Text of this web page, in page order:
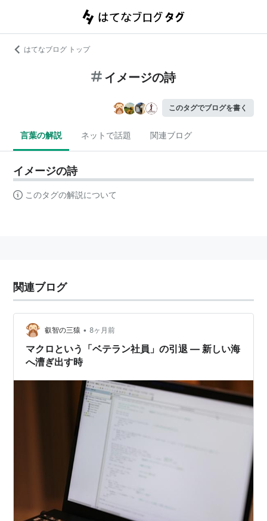
はてなブログ トップ
イメージの詩
このタグでブログを書く
言葉の解説 ネットで話題 関連ブログ
イメージの詩
このタグの解説について
関連ブログ
叡智の三猿 • 8ヶ月前
マクロという「ベテラン社員」の引退 ― 新しい海
へ漕ぎ出す時